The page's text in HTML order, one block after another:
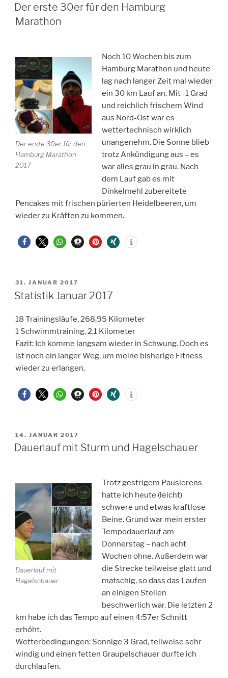
AM
Der erste 30er für den Hamburg
Marathon
Der erste 30er für den
Hamburg Marathon
2017
Noch 10 Wochen bis zum
Hamburg Marathon und heute
lag nach langer Zeit mal wieder
ein 30 km Lauf an. Mit -1 Grad
und reichlich frischem Wind
aus Nord-Ost war es
wettertechnisch wirklich
unangenehm. Die Sonne blieb
trotz Ankündigung aus – es
war alles grau in grau. Nach
dem Lauf gab es mit
Dinkelmehl zubereitete
Pencakes mit frischen pürierten Heidelbeeren, um
wieder zu Kräften zu kommen.
VERÖFFENTLICHT
AM
31. JANUAR 2017
Statistik Januar 2017
18 Trainingsläufe, 268,95 Kilometer
1 Schwimmtraining, 2,1 Kilometer
Fazit: Ich komme langsam wieder in Schwung. Doch es
ist noch ein langer Weg, um meine bisherige Fitness
wieder zu erlangen.
VERÖFFENTLICHT
AM
14. JANUAR 2017
Dauerlauf mit Sturm und Hagelschauer
Dauerlauf mit
Hagelschauer
Trotz gestrigem Pausierens
hatte ich heute (leicht)
schwere und etwas kraftlose
Beine. Grund war mein erster
Tempodauerlauf am
Donnerstag – nach acht
Wochen ohne. Außerdem war
die Strecke teilweise glatt und
matschig, so dass das Laufen
an einigen Stellen
beschwerlich war. Die letzten 2
km habe ich das Tempo auf einen 4:57er Schnitt
erhöht.
Wetterbedingungen: Sonnige 3 Grad, teilweise sehr
windig und einen fetten Graupelschauer durfte ich
durchlaufen.